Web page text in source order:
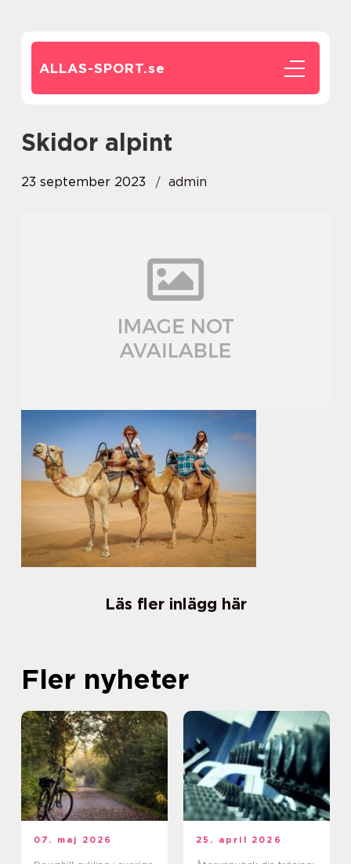
ALLAS-SPORT.se
skidor alpint
23 september 2023 admin
Läs fler inlägg här
Fler nyheter
07. maj 2026 25. april 2026